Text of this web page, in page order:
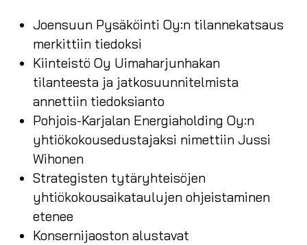
Joensuun Pysäköinti Oy:n tilannekatsaus
merkittiin tiedoksi
Kiinteistö Oy Uimaharjunhakan
tilanteesta ja jatkosuunnitelmista
annettiin tiedoksianto
Pohjois-Karjalan Energiaholding Oy:n
yhtiökokousedustajaksi nimettiin Jussi
Wihonen
Strategisten tytäryhteisöjen
yhtiökokousaikataulujen ohjeistaminen
etenee
Konsernijaoston alustavat